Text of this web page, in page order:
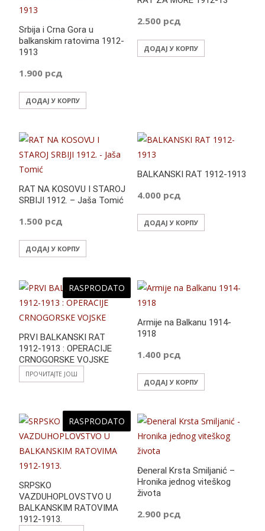
o
k
p
p
g
er
Srbija i Crna Gora u
balkanskim ratovima 1912-
1913
1.900 рсд
ДОДАЈ У КОРПУ
2.500 рсд
ДОДАЈ У КОРПУ
RAT NA KOSOVU I STAROJ
SRBIJI 1912. – Jaša Tomić
1.500 рсд
ДОДАЈ У КОРПУ
BALKANSKI RAT 1912-1913
4.000 рсд
ДОДАЈ У КОРПУ
RASPRODATO
PRVI BALKANSKI RAT
1912-1913 : OPERACIJE
CRNOGORSKE VOJSKE
ПРОЧИТАЈТЕ ЈОШ
Armije na Balkanu 1914-
1918
1.400 рсд
ДОДАЈ У КОРПУ
RASPRODATO
SRPSKO
VAZDUHOPLOVSTVO U
BALKANSKIM RATOVIMA
1912-1913.
Đeneral Krsta Smiljanić –
Hronika jednog viteškog
života
2.900 рсд